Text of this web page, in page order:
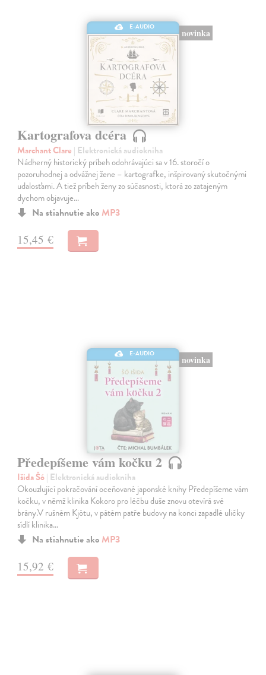
E-AUDIO
novinka
Kartografova dcéra
Marchant Clare | Elektronická audiokniha
Nádherný historický príbeh odohrávajúci sa v 16. storočí o
pozoruhodnej a odvážnej žene – kartografke, inšpirovaný skutočnými
udalosťami. A tiež príbeh ženy zo súčasnosti, ktorá zo zatajeným
dychom objavuje…
Na stiahnutie ako MP3
15,45 €
E-AUDIO
novinka
Předepíšeme vám kočku 2
Išida Šó| Elektronická audiokniha
Okouzlující pokračování oceňované japonské knihy Předepíšeme vám
kočku, v němž klinika Kokoro pro léčbu duše znovu otevírá své
brány.V rušném Kjótu, v pátém patře budovy na konci zapadlé uličky
sídlí klinika…
Na stiahnutie ako MP3
15,92 €